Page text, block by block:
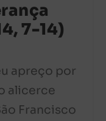
7-14)
apreço por
alicerce
Francisco